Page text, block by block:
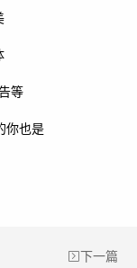
等
你也是
下一篇